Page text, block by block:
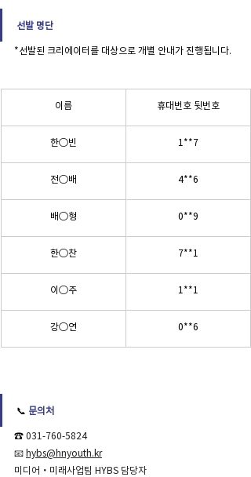
선발 명단
*선발된 크리에이터를 대상으로 개별 안내가 진행됩니다.
이름 휴대번호 뒷번호
한◯빈 1**7
전◯배 4**6
배◯형 0**9
한◯찬 7**1
이◯주 1**1
강◯연 0**6
📞 문의처
☎️ 031-760-5824
📧 hybs@hnyouth.kr
미디어・미래사업팀 HYBS 담당자